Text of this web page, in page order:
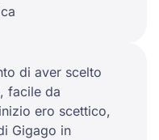
di aver scelto
facile da
ero scettico,
Gigago in